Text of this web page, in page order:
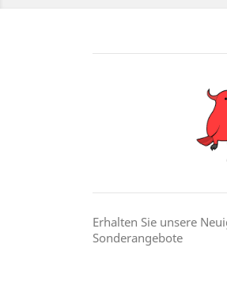
Erhalten Sie unsere
Sonderangebote